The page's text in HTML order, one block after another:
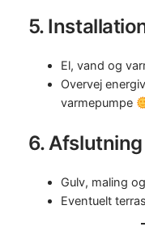
5.
El, vand og
Overvej
varmepumpe
6.
Gulv, maling
Eventuelt